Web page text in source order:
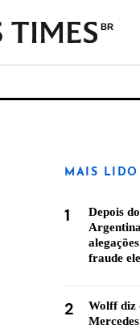
BR
MAIS
1
Depois
fraude
2
Wolff diz